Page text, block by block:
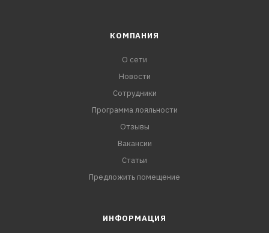
КОМПАНИЯ
О сети
Новости
Сотрудники
Программа лояльности
Отзывы
Вакансии
Статьи
Предложить помещение
ИНФОРМАЦИЯ